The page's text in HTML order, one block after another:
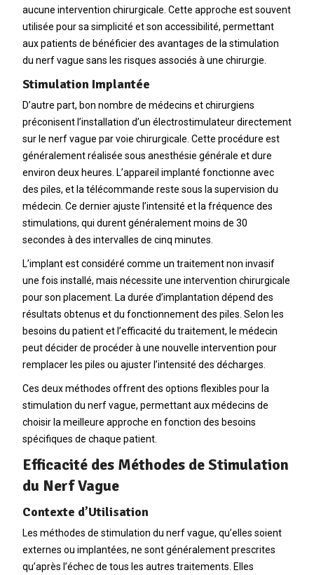
aucune intervention chirurgicale. Cette approche est souvent
utilisée pour sa simplicité et son accessibilité, permettant
aux patients de bénéficier des avantages de la stimulation
du nerf vague sans les risques associés à une chirurgie.
Stimulation Implantée
D’autre part, bon nombre de médecins et chirurgiens
préconisent l’installation d’un électrostimulateur directement
sur le nerf vague par voie chirurgicale. Cette procédure est
généralement réalisée sous anesthésie générale et dure
environ deux heures. L’appareil implanté fonctionne avec
des piles, et la télécommande reste sous la supervision du
médecin. Ce dernier ajuste l’intensité et la fréquence des
stimulations, qui durent généralement moins de 30
secondes à des intervalles de cinq minutes.
L’implant est considéré comme un traitement non invasif
une fois installé, mais nécessite une intervention chirurgicale
pour son placement. La durée d’implantation dépend des
résultats obtenus et du fonctionnement des piles. Selon les
besoins du patient et l’efficacité du traitement, le médecin
peut décider de procéder à une nouvelle intervention pour
remplacer les piles ou ajuster l’intensité des décharges.
Ces deux méthodes offrent des options flexibles pour la
stimulation du nerf vague, permettant aux médecins de
choisir la meilleure approche en fonction des besoins
spécifiques de chaque patient.
Efficacité des Méthodes de Stimulation
du Nerf Vague
Contexte d’Utilisation
Les méthodes de stimulation du nerf vague, qu’elles soient
externes ou implantées, ne sont généralement prescrites
qu’après l’échec de tous les autres traitements. Elles